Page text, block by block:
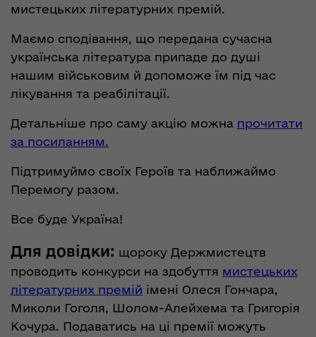
мистецьких літературних премій.
Маємо сподівання, що передана сучасна
українська література припаде до душі
нашим військовим й допоможе їм під час
лікування та реабілітації.
Детальніше про саму акцію можна прочитати
за посиланням.
Підтримуймо своїх Героїв та наближаймо
Перемогу разом.
Все буде Україна!
Для довідки: щороку Держмистецтв
проводить конкурси на здобуття мистецьких
літературних премій імені Олеся Гончара,
Миколи Гоголя, Шолом-Алейхема та Григорія
Кочура. Подаватись на ці премії можуть